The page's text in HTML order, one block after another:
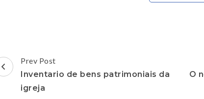
Prev Post
Inventario de bens patrimoniais da
igreja
O